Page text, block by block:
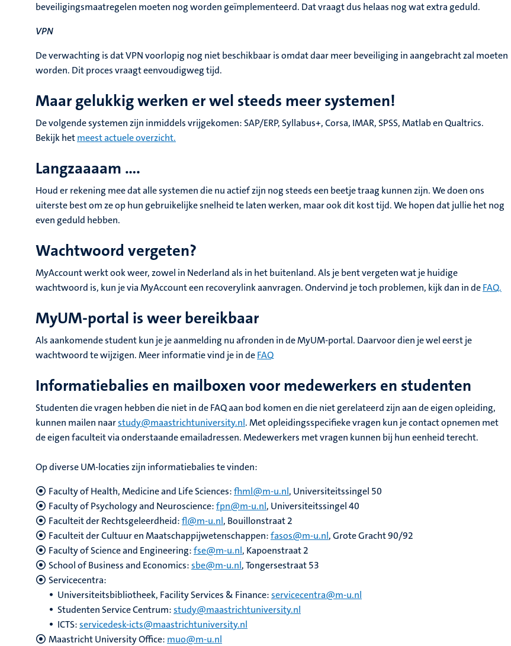
beveiligingsmaatregelen moeten nog worden geïmplementeerd. Dat vraagt dus helaas nog wat extra geduld.
VPN
De verwachting is dat VPN voorlopig nog niet beschikbaar is omdat daar meer beveiliging in aangebracht zal moeten
worden. Dit proces vraagt eenvoudigweg tijd.
Maar gelukkig werken er wel steeds meer systemen!
De volgende systemen zijn inmiddels vrijgekomen: SAP/ERP, Syllabus+, Corsa, IMAR, SPSS, Matlab en Qualtrics.
Bekijk hetmeest actuele overzicht.
Langzaaaam ....
Houd er rekening mee dat alle systemen die nu actief zijn nog steeds een beetje traag kunnen zijn. We doen ons
uiterste best om ze op hun gebruikelijke snelheid te laten werken, maar ook dit kost tijd. We hopen dat jullie het nog
even geduld hebben.
Wachtwoord vergeten?
MyAccount werkt ook weer, zowel in Nederland als in het buitenland. Als je bent vergeten wat je huidige
wachtwoord is, kun je via MyAccount een recoverylink aanvragen. Ondervind je toch problemen, kijk dan in deFAQ.
MyUM-portal is weer bereikbaar
Als aankomende student kun je je aanmelding nu afronden in de MyUM-portal. Daarvoor dien je wel eerst je
wachtwoord te wijzigen. Meer informatie vind je in deFAQ
Informatiebalies en mailboxen voor medewerkers en studenten
Studenten die vragen hebben die niet in de FAQ aan bod komen en die niet gerelateerd zijn aan de eigen opleiding,
kunnen mailen naarstudy@maastrichtuniversity.nl. Met opleidingsspecifieke vragen kun je contact opnemen met
de eigen faculteit via onderstaande emailadressen. Medewerkers met vragen kunnen bij hun eenheid terecht.
Op diverse UM-locaties zijn informatiebalies te vinden:
Faculty of Health, Medicine and Life Sciences:fhml@m-u.nl, Universiteitssingel 50
Faculty of Psychology and Neuroscience:fpn@m-u.nl, Universiteitssingel 40
Faculteit der Rechtsgeleerdheid:fl@m-u.nl, Bouillonstraat 2
Faculteit der Cultuur en Maatschappijwetenschappen:fasos@m-u.nl, Grote Gracht 90/92
Faculty of Science and Engineering:fse@m-u.nl, Kapoenstraat 2
School of Business and Economics:sbe@m-u.nl, Tongersestraat 53
Servicecentra:
Universiteitsbibliotheek, Facility Services & Finance:servicecentra@m-u.nl
Studenten Service Centrum:study@maastrichtuniversity.nl
ICTS:servicedesk-icts@maastrichtuniversity.nl
Maastricht University Office: muo@m-u.nl